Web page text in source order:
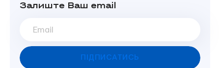
Залиште Ваш email
ПІДПИСАТИСЬ